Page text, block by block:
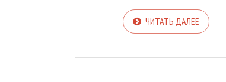
ЧИТАТЬ ДАЛЕЕ